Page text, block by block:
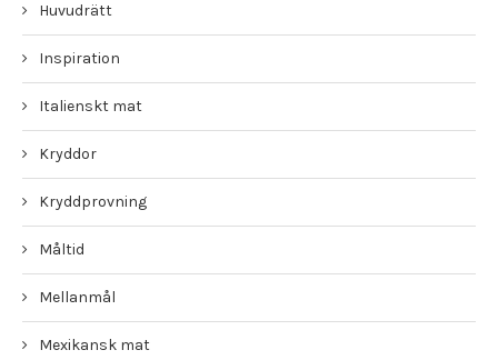
Huvudrätt
Inspiration
Italienskt mat
Kryddor
Kryddprovning
Måltid
Mellanmål
Mexikansk mat